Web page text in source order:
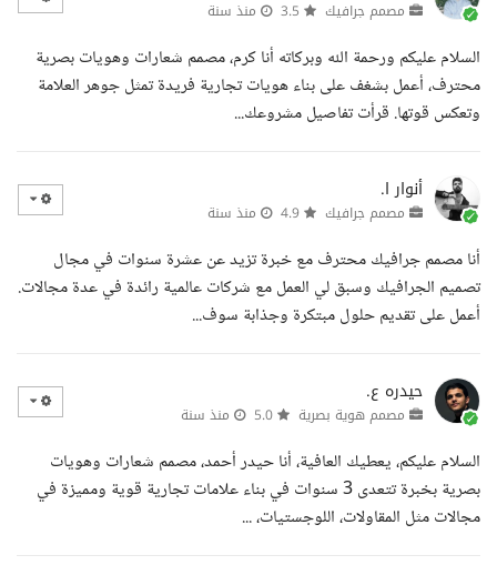
مصمم جرافيك منذ سنة
السلام عليكم ورحمة الله وبركاته أنا كرم، مصمم شعارات وهويات بصرية
محترف، أعمل بشغف على بناء هويات تجارية فريدة تمثل جوهر العلامة
وتعكس قوتها. قرأت تفاصيل مشروعك...
أنوار ا.
مصمم جرافيك منذ سنة
أنا مصمم جرافيك محترف مع خبرة تزيد عن عشرة سنوات في مجال
تصميم الجرافيك وسبق لي العمل مع شركات عالمية رائدة في عدة مجالات.
أعمل على تقديم حلول مبتكرة وجذابة سوف...
حيدره ع.
مصمم هوية بصرية منذ سنة
السلام عليكم، يعطيك العافية، أنا حيدر أحمد، مصمم شعارات وهويات
بصرية بخبرة تتعدى 3 سنوات في بناء علامات تجارية قوية ومميزة في
مجالات مثل المقاولات، اللوجستيات، ...